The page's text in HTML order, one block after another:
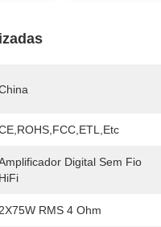
Digital Sem Fio
HiFi
2X75W RMS 4 Ohm